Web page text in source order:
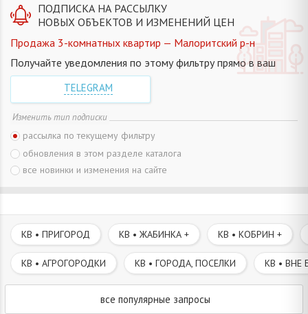
ПОДПИСКА НА РАССЫЛКУ
НОВЫХ ОБЪЕКТОВ И ИЗМЕНЕНИЙ ЦЕН
Продажа 3-комнатных квартир — Малоритский р-н
Получайте уведомления по этому фильтру прямо в ваш
TELEGRAM
Изменить тип подписки
рассылка по текущему фильтру
обновления в этом разделе каталога
все новинки и изменения на сайте
КВ • ПРИГОРОД КВ • ЖАБИНКА + КВ • КОБРИН +
КВ • АГРОГОРОДКИ КВ • ГОРОДА, ПОСЕЛКИ КВ • ВНЕ
все популярные запросы